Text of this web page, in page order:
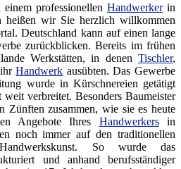
einem professionellenHandwerkerin
heißen wir Sie herzlich willkommen
Deutschland kann auf einen lange
zurückblicken. Bereits im frühen
Werkstätten, in denen Tischler,
ihrHandwerk ausübten. Das Gewerbe
wurde in Kürschnereien getätigt
verbreitet. Besonders Baumeister
Zünften zusammen, wie sie es heute
Angebote Ihres Handwerkersin
noch immer auf den traditionellen
So wurde das
und anhand berufsständiger